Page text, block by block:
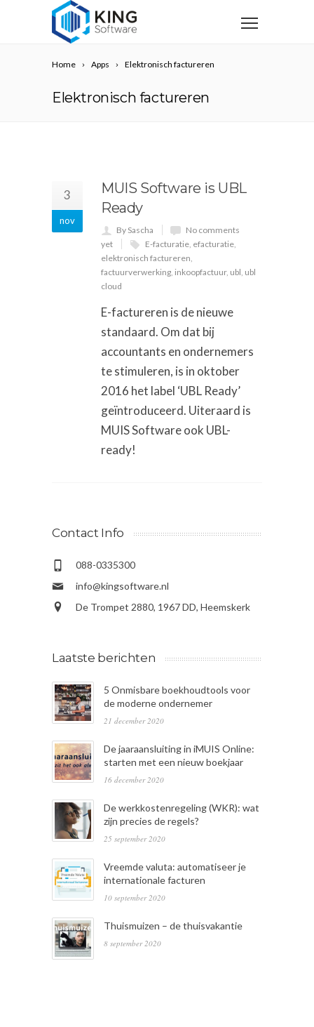
Home Apps Elektronisch factureren
Elektronisch factureren
3
nov
MUIS Software is UBL
Ready
By Sascha
No comments
yet
E-facturatie, efacturatie,
elektronisch factureren,
factuurverwerking, inkoopfactuur, ubl, ubl
cloud
E-factureren is de nieuwe
standaard. Om dat bij
accountants en ondernemers
te stimuleren, is in oktober
2016 het label ‘UBL Ready’
geïntroduceerd. Uiteraard is
MUIS Software ook UBL-
ready!
Contact Info
088-0335300
info@kingsoftware.nl
De Trompet 2880, 1967 DD, Heemskerk
Laatste berichten
5 Onmisbare boekhoudtools voor
de moderne ondernemer
21 december 2020
De jaaraansluiting in iMUIS Online:
starten met een nieuw boekjaar
16 december 2020
De werkkostenregeling (WKR): wat
zijn precies de regels?
25 september 2020
Vreemde valuta: automatiseer je
internationale facturen
10 september 2020
Thuismuizen – de thuisvakantie
8 september 2020